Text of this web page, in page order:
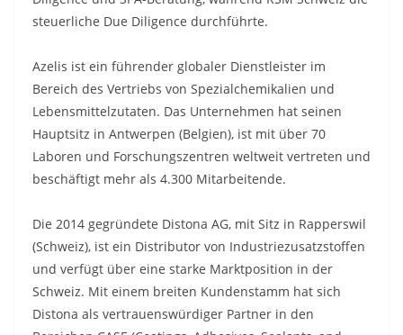
steuerliche Due Diligence durchführte.
Azelis ist ein führender globaler Dienstleister im
Bereich des Vertriebs von Spezialchemikalien und
Lebensmittelzutaten. Das Unternehmen hat seinen
Hauptsitz in Antwerpen (Belgien), ist mit über 70
Laboren und Forschungszentren weltweit vertreten und
beschäftigt mehr als 4.300 Mitarbeitende.
Die 2014 gegründete Distona AG, mit Sitz in Rapperswil
(Schweiz), ist ein Distributor von Industriezusatzstoffen
und verfügt über eine starke Marktposition in der
Schweiz. Mit einem breiten Kundenstamm hat sich
Distona als vertrauenswürdiger Partner in den